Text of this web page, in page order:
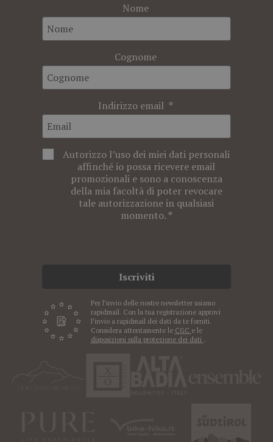
Nome
Cognome
Indirizzo email
Autorizzo l’uso dei miei dati personali
affinché io possa ricevere email
promozionali e sono a conoscenza
della mia facoltà di poter revocare
tale autorizzazione in qualsiasi
momento.
Iscriviti
Per l’invio delle nostre newsletter usiamo
rapidmail. Con la tua registrazione approvi
l’invio a rapidmail dei dati da te forniti.
Considera attentamente le CGC e le
disposizioni sulla protezione dei dati .